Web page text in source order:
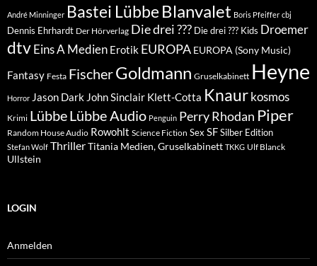
André Minninger Bastei Lübbe Blanvalet Boris Pfeiffer cbj
Dennis Ehrhardt Der Hörverlag Die drei ??? Die drei ??? Kids Droemer
dtvEins A Medien Erotik EUROPA EUROPA (Sony Music)
Fantasy Festa FischerGoldmann Gruselkabinett Heyne
Horror Jason Dark John Sinclair Klett-Cotta Knaur kosmos
Krimi LübbeLübbe Audio Penguin Perry Rhodan Piper
Random House Audio Rowohlt Science Fiction Sex SFSilber Edition
Stefan Wolf ThrillerTitania Medien, Gruselkabinett TKKG Ulf Blanck
Ullstein
LOGIN
Anmelden